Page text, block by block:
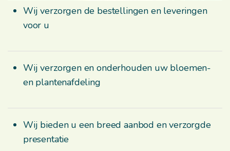
Wij verzorgen de bestellingen en leveringen
voor u
Wij verzorgen en onderhouden uw bloemen-
en plantenafdeling
Wij bieden u een breed aanbod en verzorgde
presentatie